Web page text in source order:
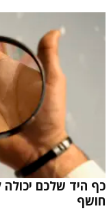
כף היד שלכם יכולה
חושף